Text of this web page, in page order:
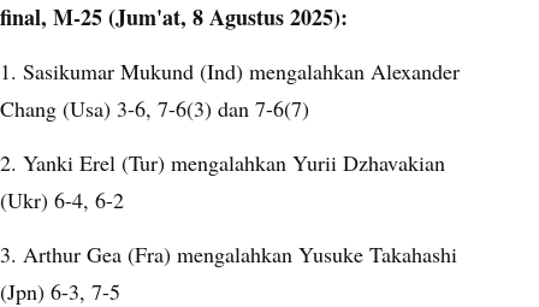
final, M-25 (Jum'at, 8 Agustus 2025):
1. Sasikumar Mukund (Ind) mengalahkan Alexander
Chang (Usa) 3-6, 7-6(3) dan 7-6(7)
2. Yanki Erel (Tur) mengalahkan Yurii Dzhavakian
(Ukr) 6-4, 6-2
3. Arthur Gea (Fra) mengalahkan Yusuke Takahashi
(Jpn) 6-3, 7-5